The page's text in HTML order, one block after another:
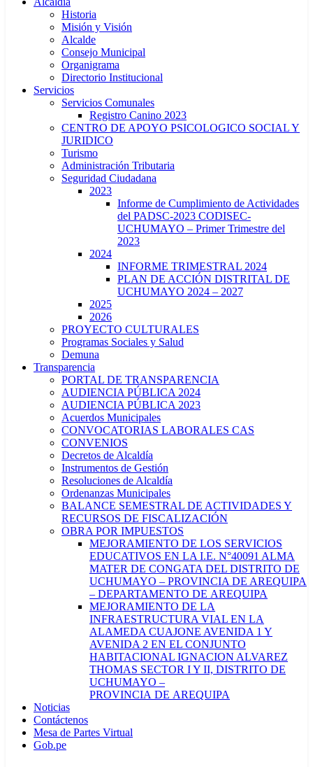
Historia
Misión y Visión
Alcalde
Consejo Municipal
Organigrama
Directorio Institucional
Servicios
Servicios Comunales
Registro Canino 2023
CENTRO DE APOYO PSICOLOGICO SOCIAL Y
JURIDICO
Turismo
Administración Tributaria
Seguridad Ciudadana
2023
Informe de Cumplimiento de Actividades
del PADSC-2023 CODISEC-
UCHUMAYO – Primer Trimestre del
2023
2024
INFORME TRIMESTRAL 2024
PLAN DE ACCIÓN DISTRITAL DE
UCHUMAYO 2024 – 2027
2025
2026
PROYECTO CULTURALES
Programas Sociales y Salud
Demuna
Transparencia
PORTAL DE TRANSPARENCIA
AUDIENCIA PÚBLICA 2024
AUDIENCIA PÚBLICA 2023
Acuerdos Municipales
CONVOCATORIAS LABORALES CAS
CONVENIOS
Decretos de Alcaldía
Instrumentos de Gestión
Resoluciones de Alcaldía
Ordenanzas Municipales
BALANCE SEMESTRAL DE ACTIVIDADES Y
RECURSOS DE FISCALIZACIÓN
OBRA POR IMPUESTOS
MEJORAMIENTO DE LOS SERVICIOS
EDUCATIVOS EN LA I.E. N°40091 ALMA
MATER DE CONGATA DEL DISTRITO DE
UCHUMAYO – PROVINCIA DE AREQUIPA
– DEPARTAMENTO DE AREQUIPA
MEJORAMIENTO DE LA
INFRAESTRUCTURA VIAL EN LA
ALAMEDA CUAJONE AVENIDA 1 Y
AVENIDA 2 EN EL CONJUNTO
HABITACIONAL IGNACION ALVAREZ
THOMAS SECTOR I Y II, DISTRITO DE
UCHUMAYO –
PROVINCIA DE AREQUIPA
Noticias
Contáctenos
Mesa de Partes Virtual
Gob.pe